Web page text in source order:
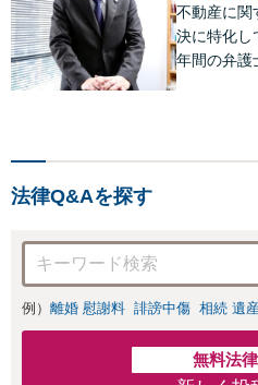
不動産に関
決に特化し
年間の弁護
法律Q&Aを探す
例） 離婚 慰謝料 誹謗中傷 相続 遺
無料法